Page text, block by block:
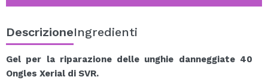
DescrizioneIngredienti
Gel per la riparazione delle unghie danneggiate 40
Ongles Xerial di SVR.